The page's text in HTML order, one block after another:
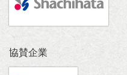
協賛企業